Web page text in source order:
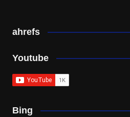
ahrefs
Youtube
Bing